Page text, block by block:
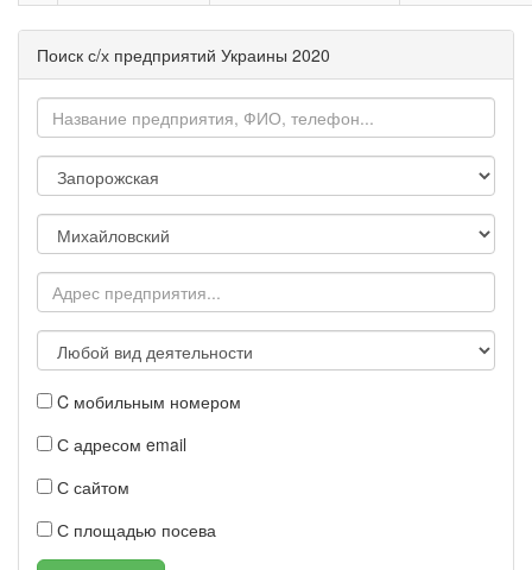
Поиск с/х предприятий Украины 2020
C мобильным номером
С адресом email
С сайтом
С площадью посева